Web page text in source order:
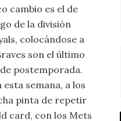
cambio es el de
de la división
colocándose a
son el último
postemporada.
semana, a los
pinta de repetir
card, con los Mets